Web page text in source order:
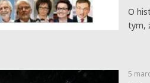
​O
tym,
5